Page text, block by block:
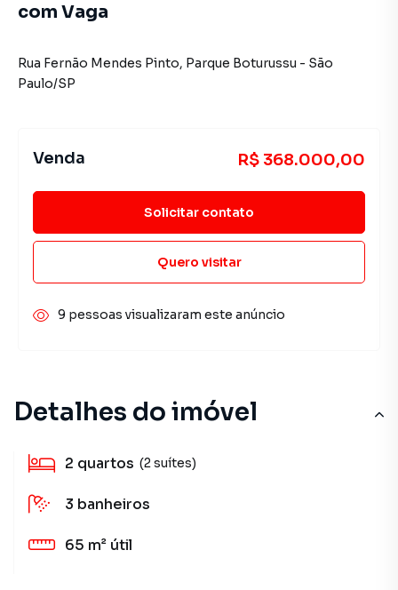
Detalhes do imóvel
2 quartos (2 suítes)
3 banheiros
65 m² útil
com Vaga
Rua Fernão Mendes Pinto, Parque Boturussu - São
Paulo/SP
Venda R$ 368.000,00
Solicitar contato
Quero visitar
9 pessoas visualizaram este anúncio